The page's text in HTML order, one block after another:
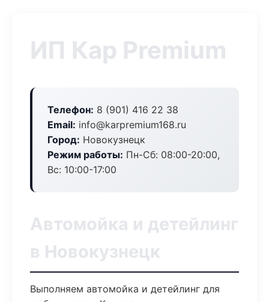
ИП Кар Premium
Телефон: 8 (901) 416 22 38
Email: info@karpremium168.ru
Город: Новокузнецк
Режим работы: Пн-Сб: 08:00-20:00,
Вс: 10:00-17:00
Автомойка и детейлинг
в Новокузнецк
Выполняем автомойка и детейлинг для